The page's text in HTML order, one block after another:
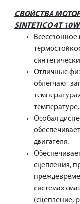
СВОЙСТВА
SINTETICO 4T
Всесезонное
Отличные
облегчают
температуре.
Особая
двигателя.
сцепления,
системах
(сцепление,